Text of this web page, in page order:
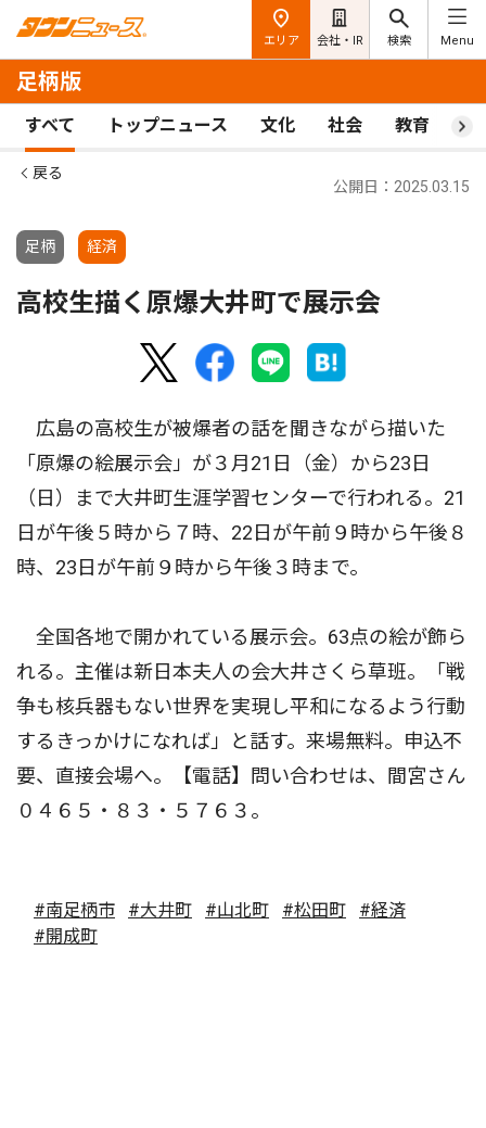
エリア 会社・IR 検索 Menu
足柄版
すべて トップニュース 文化 社会 教育 ス
戻る
足柄 経済
公開日：2025.03.15
高校生描く原爆大井町で展示会
広島の高校生が被爆者の話を聞きながら描いた
「原爆の絵展示会」が３月21日（金）から23日
（日）まで大井町生涯学習センターで行われる。21
日が午後５時から７時、22日が午前９時から午後８
時、23日が午前９時から午後３時まで。
全国各地で開かれている展示会。63点の絵が飾ら
れる。主催は新日本夫人の会大井さくら草班。「戦
争も核兵器もない世界を実現し平和になるよう行動
するきっかけになれば」と話す。来場無料。申込不
要、直接会場へ。【電話】問い合わせは、間宮さん
０４６５・８３・５７６３。
#南足柄市 #大井町 #山北町 #松田町
#経済
#開成町